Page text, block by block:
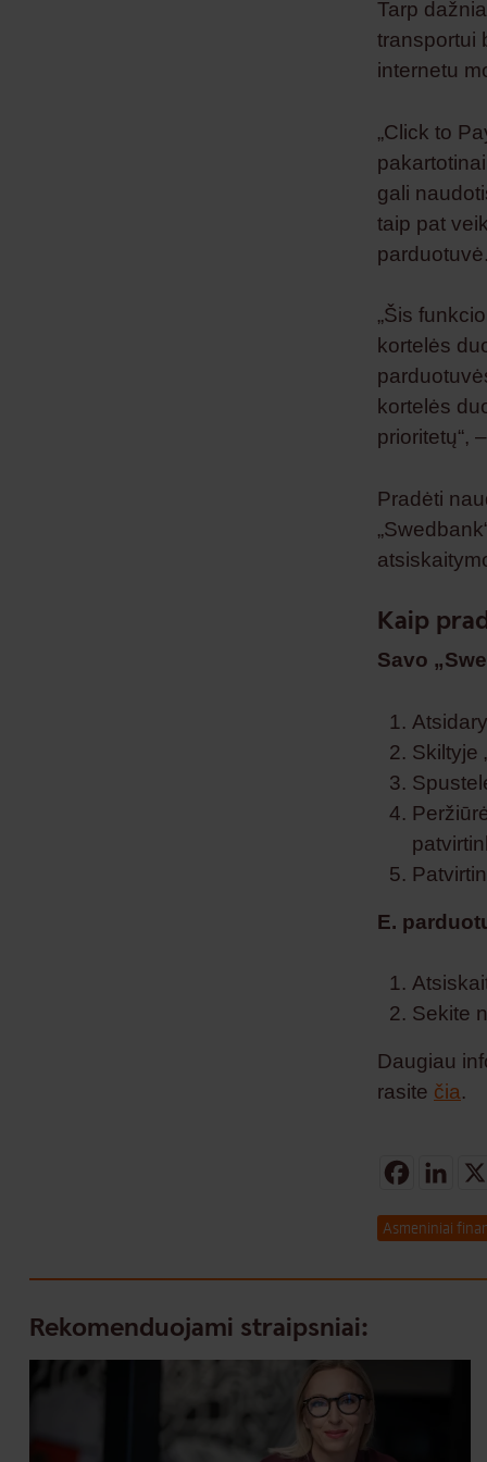
Tarp
transportui
internetu
„Click to
gali
taip pat
parduotuvė.
„Šis
kortelės
kortelės
prioritetų“,
Pradėti
Kaip
Savo
Skiltyje
E.
Sekite
Daugiau
rasite čia.
Asmeniniai
Rekomenduojami straipsniai: